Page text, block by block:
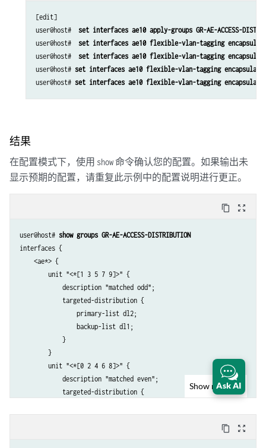
[edit]
user@host#
set interfaces ae10 apply-groups GR-AE-ACCESS-
user@host#
set interfaces ae10 flexible-vlan-tagging
user@host#
set interfaces ae10 flexible-vlan-tagging
user@host# set interfaces ae10 flexible-vlan-tagging
user@host# set interfaces ae10 flexible-vlan-tagging
结果
在配置模式下，使用 show命令确认您的配置。如果输出未
显示预期的配置，请重复此示例中的配置说明进行更正。
content_copy zoom_out_map
user@host# show groups GR-AE-ACCESS-DISTRIBUTION
interfaces {
    <ae*> {
        unit "<*[1 3 5 7 9]>" {
            description "matched odd";
            targeted-distribution {
                primary-list dl2;
                backup-list dl1;
            }
        }
        unit "<*[0 2 4 6 8]>" {
            description "matched even";
            targeted-distribution {
Show more
content_copy zoom_out_map
Ask AI